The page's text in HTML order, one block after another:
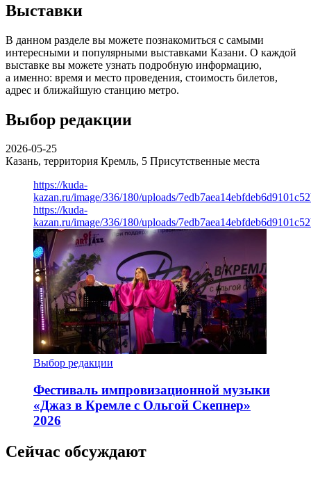
Выставки
В данном разделе вы можете познакомиться с самыми
интересными и популярными выставками Казани. О каждой
выставке вы можете узнать подробную информацию,
а именно: время и место проведения, стоимость билетов,
адрес и ближайшую станцию метро.
Выбор редакции
2026-05-25
Казань, территория Кремль, 5 Присутственные места
https://kuda-
kazan.ru/image/336/180/uploads/
https://kuda-
kazan.ru/image/336/180/uploads/
Выбор редакции
Фестиваль импровизационной музыки
«Джаз в Кремле с Ольгой Скепнер»
2026
Сейчас обсуждают